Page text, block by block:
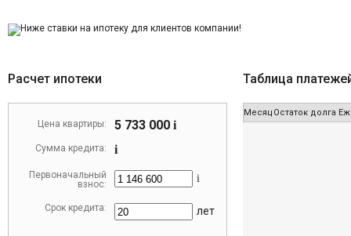
Расчет ипотеки
Цена квартиры: 5 733 000 i
Сумма кредита: i
Первоначальный
взнос:
i
Срок кредита: лет
Таблица
Месяц Остаток долга